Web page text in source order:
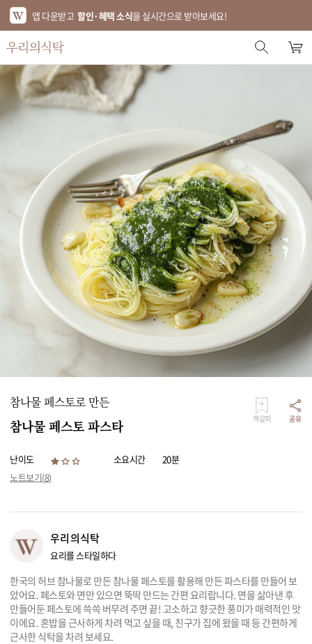
앱 다운받고 할인·혜택 소식을 실시간으로 받아보세요!
스토어 홈
에디터 추천
베스트
신상품
기획전
브랜드
푸드
키친
리빙
가전
참나물 페스토로 만든
참나물 페스토 파스타 책갈피 공유
난이도 소요시간
20분
노트보기(8)
우리의식탁
요리를 스타일하다
한국의 허브 참나물로 만든 참나물 페스토를 활용해 만든 파스타를 만들어 보
았어요. 페스토와 면만 있으면 뚝딱 만드는 간편 요리랍니다. 면을 삶아낸 후
만들어둔 페스토에 쓱쓱 버무려 주면 끝! 고소하고 향긋한 풍미가 매력적인 맛
이에요. 혼밥을 근사하게 차려 먹고 싶을 때, 친구가 집에 왔을 때 등 간편하게
근사한 식탁을 차려 보세요.